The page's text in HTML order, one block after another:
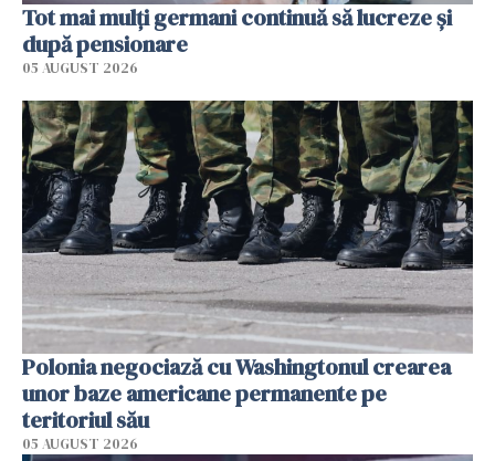
Tot mai mulți germani continuă să lucreze și
după pensionare
05 AUGUST 2026
Polonia negociază cu Washingtonul crearea
unor baze americane permanente pe
teritoriul său
05 AUGUST 2026